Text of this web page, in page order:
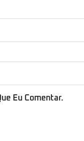
Eu Comentar.